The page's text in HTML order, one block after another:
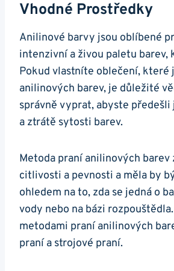
Vhodné Prostředky
Anilinové barvy jsou oblíbené
intenzivní a živou paletu barev,
Pokud vlastníte oblečení, které
anilinových barev, je důležité
správně vyprat, abyste
a ztrátě sytosti barev.
Metoda praní anilinových barev
citlivosti a pevnosti a měla by
ohledem na to, zda se jedná o
vody nebo na bázi
metodami praní anilinových
praní a strojové praní.